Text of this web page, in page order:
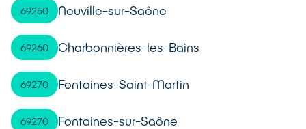
69250 Neuville-sur-Saône
69260 Charbonnières-les-Bains
69270 Fontaines-Saint-Martin
69270 Fontaines-sur-Saône